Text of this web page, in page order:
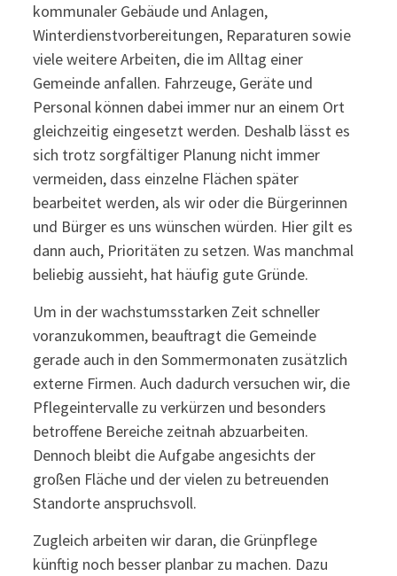
kommunaler Gebäude und Anlagen,
Winterdienstvorbereitungen, Reparaturen sowie
viele weitere Arbeiten, die im Alltag einer
Gemeinde anfallen. Fahrzeuge, Geräte und
Personal können dabei immer nur an einem Ort
gleichzeitig eingesetzt werden. Deshalb lässt es
sich trotz sorgfältiger Planung nicht immer
vermeiden, dass einzelne Flächen später
bearbeitet werden, als wir oder die Bürgerinnen
und Bürger es uns wünschen würden. Hier gilt es
dann auch, Prioritäten zu setzen. Was manchmal
beliebig aussieht, hat häufig gute Gründe.
Um in der wachstumsstarken Zeit schneller
voranzukommen, beauftragt die Gemeinde
gerade auch in den Sommermonaten zusätzlich
externe Firmen. Auch dadurch versuchen wir, die
Pflegeintervalle zu verkürzen und besonders
betroffene Bereiche zeitnah abzuarbeiten.
Dennoch bleibt die Aufgabe angesichts der
großen Fläche und der vielen zu betreuenden
Standorte anspruchsvoll.
Zugleich arbeiten wir daran, die Grünpflege
künftig noch besser planbar zu machen. Dazu